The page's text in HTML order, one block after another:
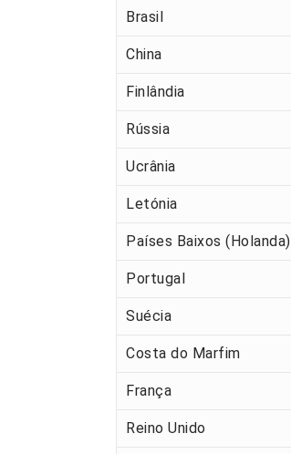
Brasil
China
Finlândia
Rússia
Ucrânia
Letónia
Países Baixos (Holanda)
Portugal
Suécia
Costa do Marfim
França
Reino Unido